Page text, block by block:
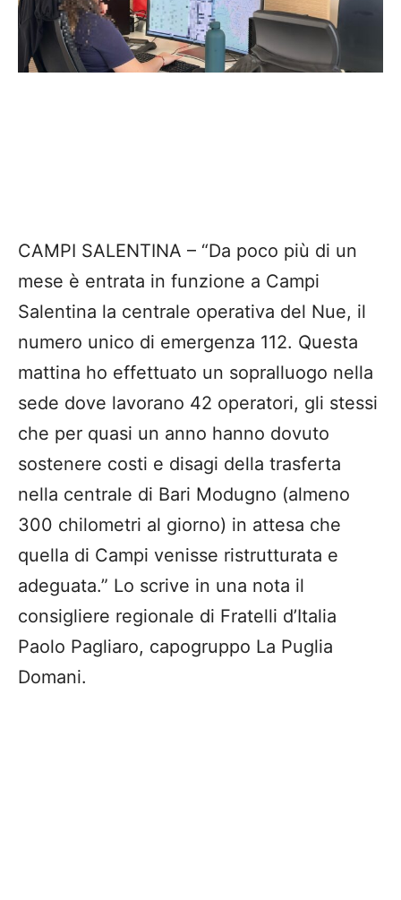
CAMPI SALENTINA – “Da poco più di un
mese è entrata in funzione a Campi
Salentina la centrale operativa del Nue, il
numero unico di emergenza 112. Questa
mattina ho effettuato un sopralluogo nella
sede dove lavorano 42 operatori, gli stessi
che per quasi un anno hanno dovuto
sostenere costi e disagi della trasferta
nella centrale di Bari Modugno (almeno
300 chilometri al giorno) in attesa che
quella di Campi venisse ristrutturata e
adeguata.” Lo scrive in una nota il
consigliere regionale di Fratelli d’Italia
Paolo Pagliaro, capogruppo La Puglia
Domani.